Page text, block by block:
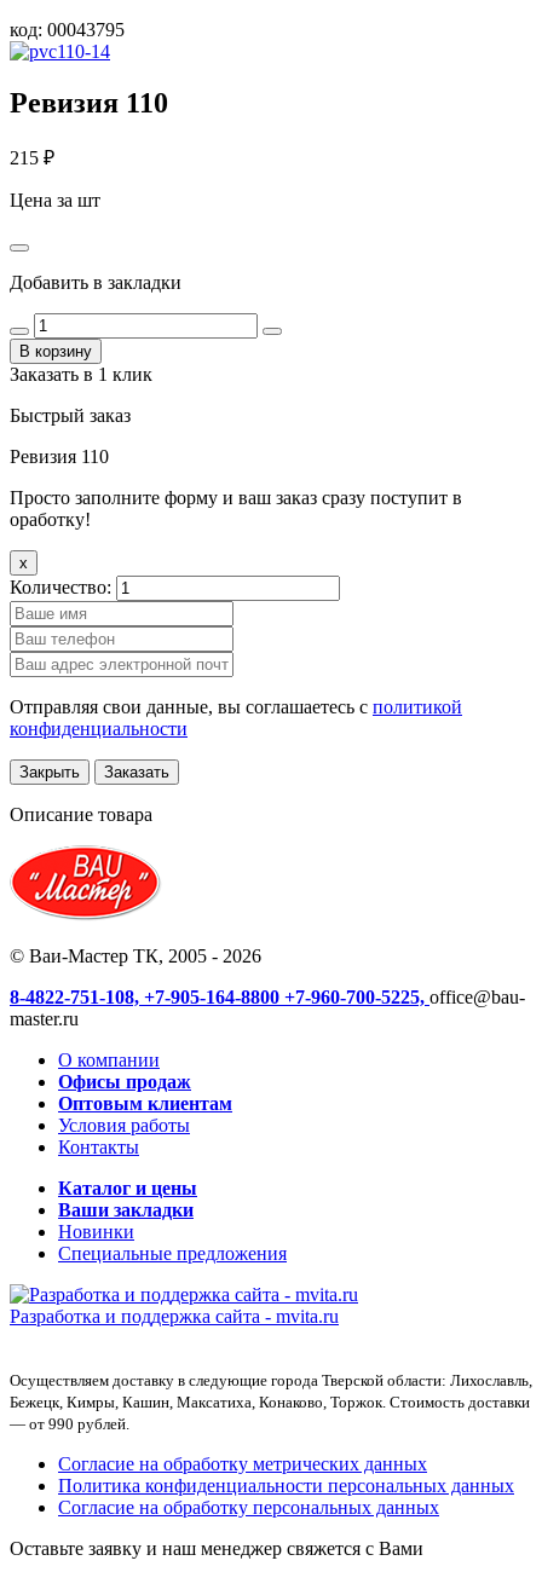
код: 00043795
Ревизия 110
215 ₽
Цена за шт
Добавить в закладки
В корзину
Заказать в 1 клик
Быстрый заказ
Ревизия 110
Просто заполните форму и ваш заказ сразу поступит в
оработку!
x
Количество:
Отправляя свои данные, вы соглашаетесь с политикой
конфиденциальности
Закрыть Заказать
Описание товара
© Ваи-Мастер ТК, 2005 - 2026
8-4822-751-108, +7-905-164-8800 +7-960-700-5225, office@bau-
master.ru
О компании
Офисы продаж
Оптовым клиентам
Условия работы
Контакты
Каталог и цены
Ваши закладки
Новинки
Специальные предложения
Разработка и поддержка сайта - mvita.ru
Осуществляем доставку в следующие города Тверской области: Лихославль,
Бежецк, Кимры, Кашин, Максатиха, Конаково, Торжок. Стоимость доставки
— от 990 рублей.
Согласие на обработку метрических данных
Политика конфиденциальности персональных данных
Согласие на обработку персональных данных
Оставьте заявку и наш менеджер свяжется с Вами